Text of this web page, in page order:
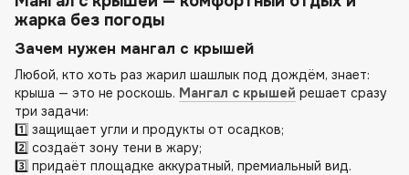
жарка без погоды
Зачем нужен мангал с крышей
Любой, кто хоть раз жарил шашлык под дождём, знает:
крыша — это не роскошь. Мангал с крышей решает сразу
три задачи:
1️⃣ защищает угли и продукты от осадков;
2️⃣ создаёт зону тени в жару;
3️⃣ придаёт площадке аккуратный, премиальный вид.